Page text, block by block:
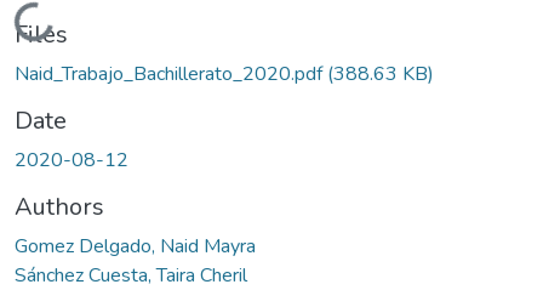
Loading...
Files
Naid_Trabajo_Bachillerato_2020.pdf(388.63 KB)
Date
2020-08-12
Authors
Gomez Delgado, Naid Mayra
Sánchez Cuesta, Taira Cheril